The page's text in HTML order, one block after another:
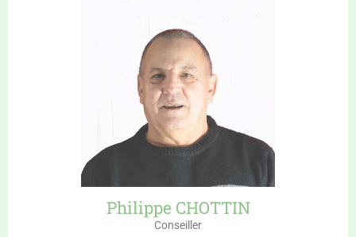
Philippe CHOTTIN
Conseiller